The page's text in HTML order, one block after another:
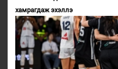
хамрагдаж эхэллэ